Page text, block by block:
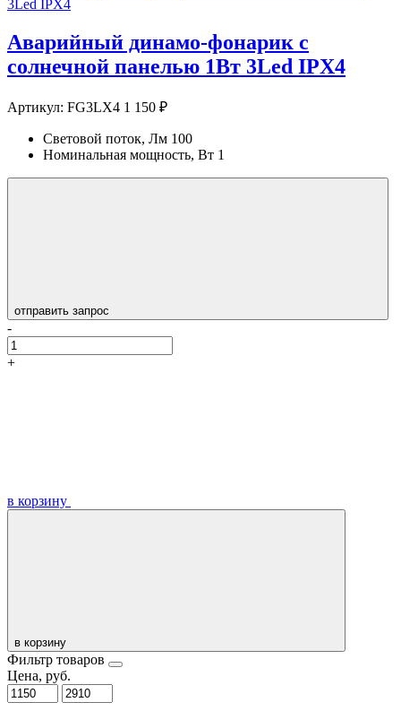
Аварийный динамо-фонарик с
солнечной панелью 1Вт 3Led IPX4
Артикул: FG3LX4 1 150 ₽
Световой поток, Лм 100
Номинальная мощность, Вт 1
отправить запрос
-
+
в корзину
в корзину
Фильтр товаров
Цена, руб.